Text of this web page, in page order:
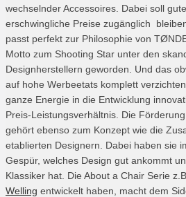
wechselnder Accessoires. Dabei soll
erschwingliche Preise zugänglich
passt perfekt zur Philosophie von
Motto zum Shooting Star unter den
Designherstellern geworden. Und das
auf hohe Werbeetats komplett
ganze Energie in die Entwicklung
Preis-Leistungsverhältnis. Die
gehört ebenso zum Konzept wie die
etablierten Designern. Dabei haben sie
Gespür, welches Design gut ankommt
Klassiker hat. Die About a Chair Serie
Welling entwickelt haben, macht dem